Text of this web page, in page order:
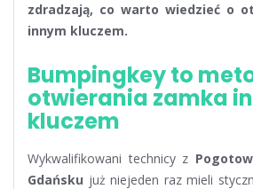
zdradzają, co warto wiedzieć o
innym kluczem.
Bumpingkey to
otwierania zamka
kluczem
Wykwalifikowani technicy z
Gdańsku już niejeden raz mieli